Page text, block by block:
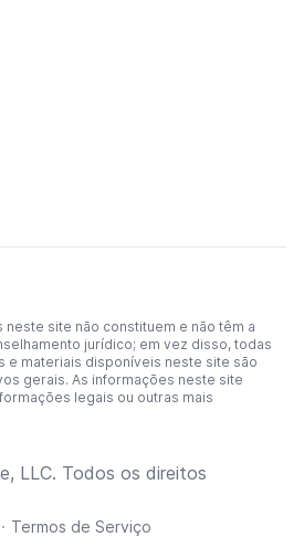
site não constituem e não têm a
jurídico; em vez disso, todas
e materiais disponíveis neste site são
gerais. As informações neste site
legais ou outras mais
LLC. Todos os direitos
· Termos de Serviço